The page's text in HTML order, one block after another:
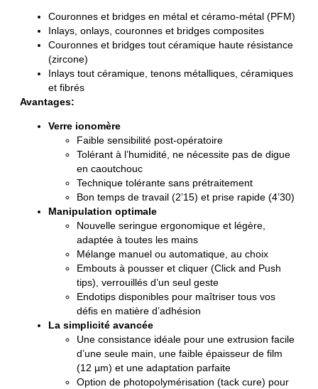
Couronnes et bridges en métal et céramo-métal (PFM)
Inlays, onlays, couronnes et bridges composites
Couronnes et bridges tout céramique haute résistance
(zircone)
Inlays tout céramique, tenons métalliques, céramiques
et fibrés
Avantages:
Verre ionomère
Faible sensibilité post-opératoire
Tolérant à l’humidité, ne nécessite pas de digue
en caoutchouc
Technique tolérante sans prétraitement
Bon temps de travail (2’15) et prise rapide (4’30)
Manipulation optimale
Nouvelle seringue ergonomique et légère,
adaptée à toutes les mains
Mélange manuel ou automatique, au choix
Embouts à pousser et cliquer (Click and Push
tips), verrouillés d’un seul geste
Endotips disponibles pour maîtriser tous vos
défis en matière d’adhésion
La simplicité avancée
Une consistance idéale pour une extrusion facile
d’une seule main, une faible épaisseur de film
(12 µm) et une adaptation parfaite
Option de photopolymérisation (tack cure) pour